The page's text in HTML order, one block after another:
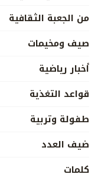
من الجعبة الثقافية
صيف ومخيمات
أخبار رياضية
قواعد التغذية
طفولة وتربية
ضيف العدد
كلمات